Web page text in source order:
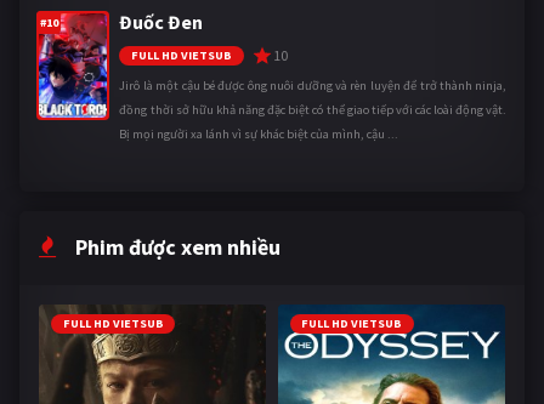
#10 Đuốc Đen
FULL HD VIETSUB 10
Jirô là một cậu bé được ông nuôi dưỡng và rèn luyện để trở thành ninja,
đồng thời sở hữu khả năng đặc biệt có thể giao tiếp với các loài động vật.
Bị mọi người xa lánh vì sự khác biệt của mình, cậu ...
Phim được xem nhiều
FULL HD VIETSUB FULL HD VIETSUB